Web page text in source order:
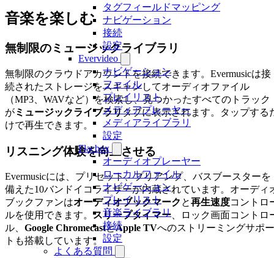
タグフィールドマッピング
ナビゲーション
接続
設定
Evervideo
ナビゲーション
ファイル
プレイリスト
メディアプレーヤー
メディアライブラリ
設定
Flacbox
オーディオプレーヤー
ローカルファイル
ナビゲーション
プレイリスト
音楽ライブラリ
接続
設定
よくある質問
音楽を楽しむ
無制限のミュージックライブラリ
無制限のクラウドアカウントを接続できます。Evermusicは接
続されたストレージをスキャンしてオーディオファイル
（MP3、WAVなど）を検索し、見つかったすべてのトラック
がミュージックライブラリタブに表示されます。タップする
けで再生できます。
リスニング体験を向上させる
Evermusicには、プリセット、プリアンプ、バスブースターを
備えた10バンドイコライザーが内蔵されています。オーディ
ブックファンはオーディオブックマーク と再生速度コントロ
ルを使用できます。 スリープタイマー 、ロック画面コントロ
ル、 Google ChromecastとApple TVへのストリーミングサポー
トも搭載しています。